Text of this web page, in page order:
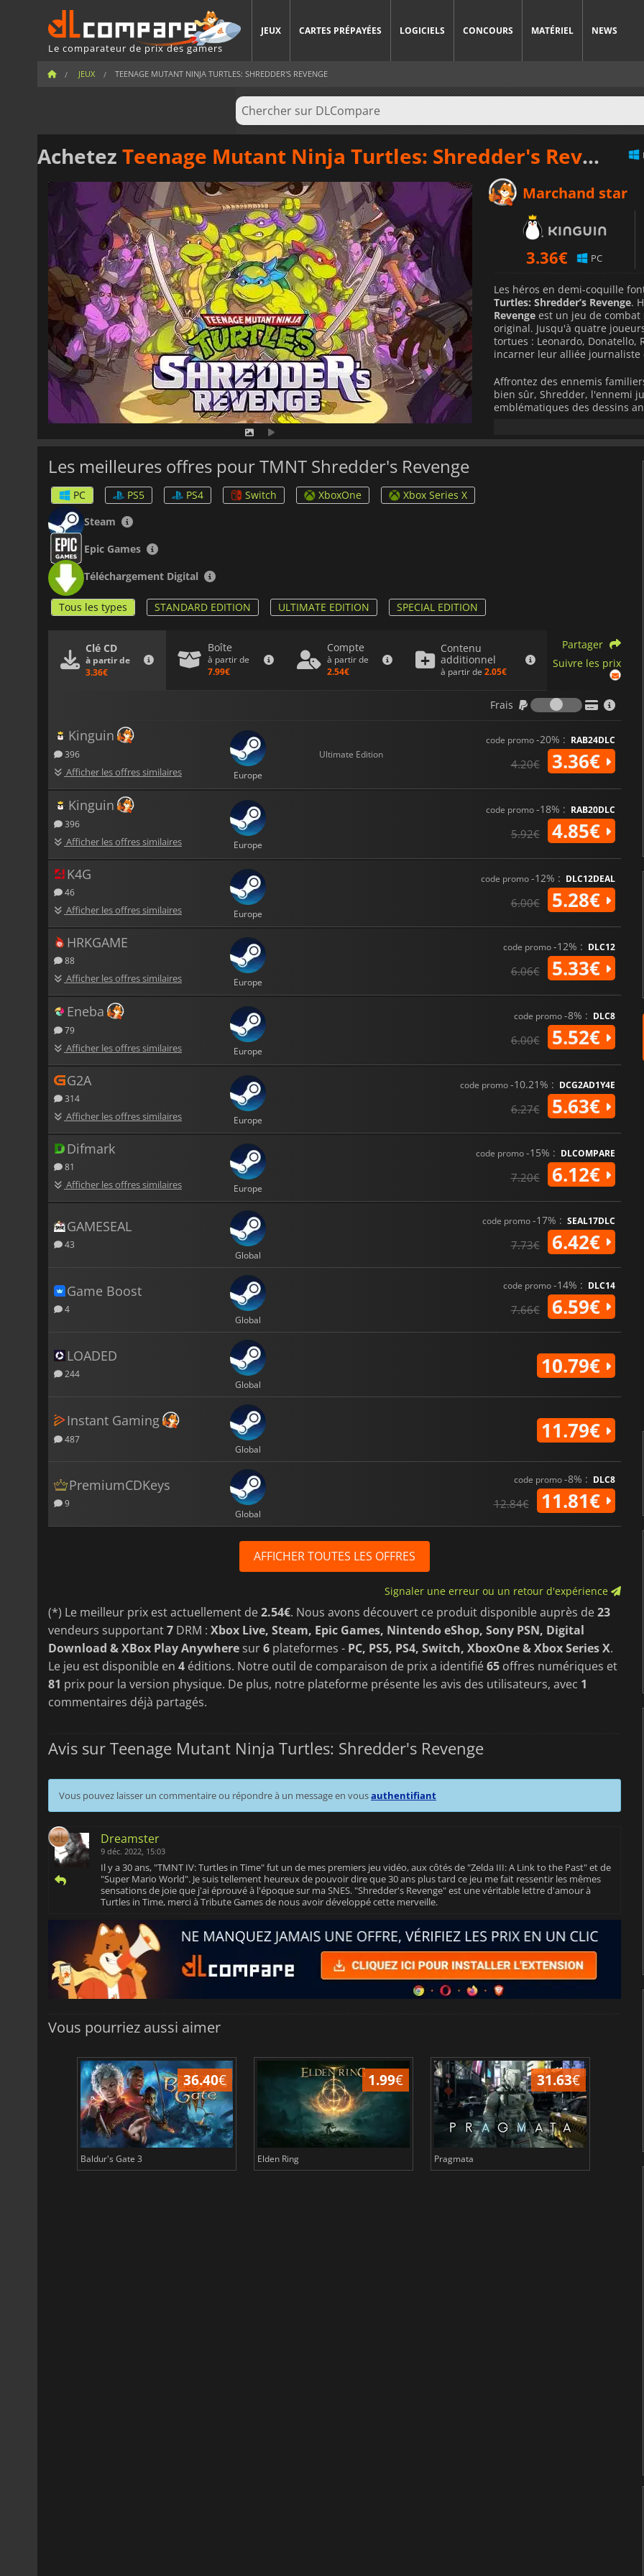
Le comparateur de prix des gamers
JEUX CARTES PRÉPAYÉES LOGICIELS CONCOURS MATÉRIEL NEWS
JEUX TEENAGE MUTANT NINJA TURTLES: SHREDDER'S REVENGE
Achetez Teenage Mutant Ninja Turtles: Shredder's Revenge
Marchand star
3.36€ PC
Les héros en demi-coquille
Turtles: Shredder’s Revenge.
Revenge est un jeu de
original. Jusqu'à quatre
tortues : Leonardo, Donatello,
incarner leur alliée
Affrontez des ennemis
bien sûr, Shredder, l'ennemi
emblématiques des dessins
Shredder's Revenge
coups de pied volants, les
personnages du jeu
animé et une nouvelle
d'un voyage nostalgique
vous fera passer un
Les meilleures offres pour TMNT Shredder's Revenge
PC PS5 PS4 Switch XboxOne
Xbox Series X
Steam
Epic Games
Téléchargement Digital
Tous les types STANDARD EDITION ULTIMATE EDITION SPECIAL EDITION
Clé CD
à partir de
3.36€
Boîte
à partir de
7.99€
Compte
à partir de
2.54€
Contenu
additionnel
à partir de 2.05€
Partager
Suivre les prix
Frais
Frais
Kinguin
396
Afficher les offres similaires Europe
Ultimate Edition
code promo-20% : RAB24DLC
4.20€ 3.36€
Kinguin
396
Afficher les offres similaires Europe
code promo-18% : RAB20DLC
5.92€ 4.85€
K4G
46
Afficher les offres similaires Europe
code promo-12% : DLC12DEAL
6.00€ 5.28€
HRKGAME
88
Afficher les offres similaires Europe
code promo-12% : DLC12
6.06€ 5.33€
Eneba
79
Afficher les offres similaires Europe
code promo-8% : DLC8
6.00€ 5.52€
G2A
314
Afficher les offres similaires Europe
code promo-10.21% : DCG2AD1Y4E
6.27€ 5.63€
Difmark
81
Afficher les offres similaires Europe
code promo-15% : DLCOMPARE
7.20€ 6.12€
GAMESEAL
43
Global
code promo-17% : SEAL17DLC
7.73€ 6.42€
Game Boost
4
Global
code promo-14% : DLC14
7.66€ 6.59€
LOADED
244
Global
10.79€
Instant Gaming
487
Global
11.79€
PremiumCDKeys
9
Global
code promo-8% : DLC8
12.84€ 11.81€
AFFICHER TOUTES LES OFFRES
Signaler une erreur ou un retour d'expérience
(*) Le meilleur prix est actuellement de2.54€. Nous avons découvert ce produit disponible auprès de23
vendeurs supportant7 DRM : Xbox Live, Steam, Epic Games, Nintendo eShop, Sony PSN, Digital
Download & XBox Play Anywhere sur6 plateformes - PC, PS5, PS4, Switch, XboxOne & Xbox Series X.
Le jeu est disponible en 4 éditions. Notre outil de comparaison de prix a identifié65 offres numériques et
81 prix pour la version physique. De plus, notre plateforme présente les avis des utilisateurs, avec 1
commentaires déjà partagés.
Avis sur Teenage Mutant Ninja Turtles: Shredder's Revenge
Vous pouvez laisser un commentaire ou répondre à un message en vousauthentifiant
Dreamster
9 déc. 2022, 15:03
Il y a 30 ans, "TMNT IV: Turtles in Time" fut un de mes premiers jeu vidéo, aux côtés de "Zelda III: A Link to the Past" et de
"Super Mario World". Je suis tellement heureux de pouvoir dire que 30 ans plus tard ce jeu me fait ressentir les mêmes
sensations de joie que j'ai éprouvé à l'époque sur ma SNES. "Shredder's Revenge" est une véritable lettre d'amour à
Turtles in Time, merci à Tribute Games de nous avoir développé cette merveille.
Vous pourriez aussi aimer
36.40€
Baldur's Gate 3
1.99€
Elden Ring
31.63€
Pragmata